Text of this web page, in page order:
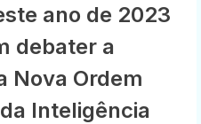
ano de 2023
debater a
Nova Ordem
Inteligência